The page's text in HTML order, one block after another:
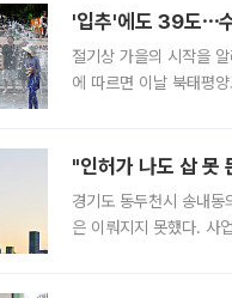
'입추'에도 39도⋯
절기상 가을의 시작을
에 따르면 이날 북태평
"인허가 나도 삽
경기도 동두천시 송내
은 이뤄지지 못했다. 사